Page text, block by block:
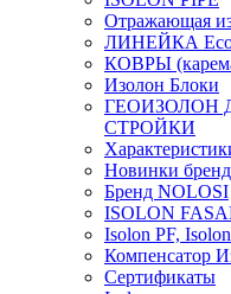
Отражающая
ЛИНЕЙКА
КОВРЫ
Изолон Блоки
ГЕОИЗОЛОН
СТРОЙКИ
Новинки
Бренд NOLOSI
ISOLON
Isolon PF,
Компенсатор
Сертификаты